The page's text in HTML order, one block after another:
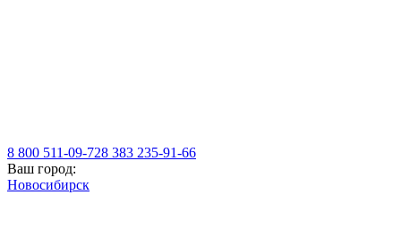
8 800 511-09-728 383 235-91-66
Ваш город:
Новосибирск